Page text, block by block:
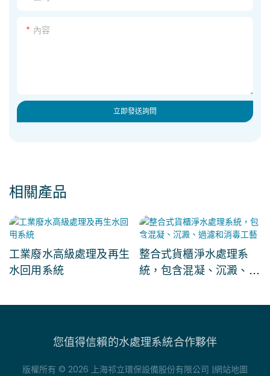
內容
立即發送詢問
相關產品
工業廢水高級處理及再生
水回用系統
整合式貨櫃淨水處理系
統，包含混凝、沉澱、過
您值得信賴的水處理系統合作夥伴
版權所有 © 2026 上海祁立環保設備股份有限公司 |網站地圖